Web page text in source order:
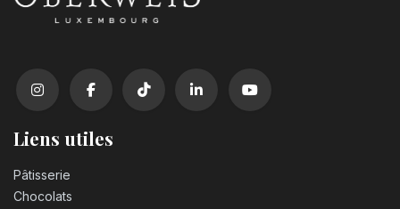
Liens utiles
Pâtisserie
Chocolats